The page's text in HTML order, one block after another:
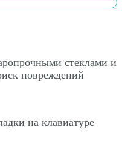
стеклами и
повреждений
на клавиатуре